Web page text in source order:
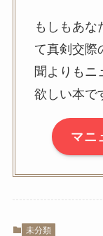
もしもあな
て真剣交際
聞よりもニ
欲しい本で
マニ
未分類